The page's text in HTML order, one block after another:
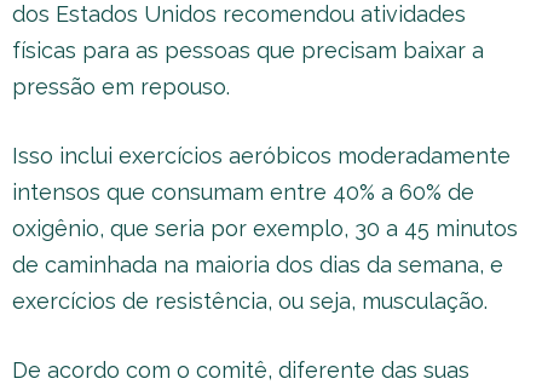
dos Estados Unidos recomendou atividades
físicas para as pessoas que precisam baixar a
pressão em repouso.
Isso inclui exercícios aeróbicos moderadamente
intensos que consumam entre 40% a 60% de
oxigênio, que seria por exemplo, 30 a 45 minutos
de caminhada na maioria dos dias da semana, e
exercícios de resistência, ou seja, musculação.
De acordo com o comitê, diferente das suas